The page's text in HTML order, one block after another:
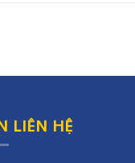
LIÊN HỆ